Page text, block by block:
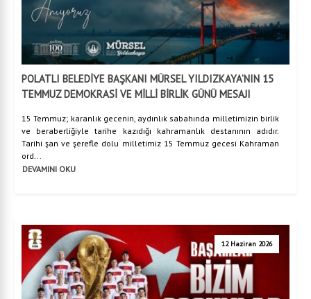
POLATLI BELEDİYE BAŞKANI MÜRSEL YILDIZKAYA’NIN 15
TEMMUZ DEMOKRASİ VE MİLLİ BİRLİK GÜNÜ MESAJI
15 Temmuz; karanlık gecenin, aydınlık sabahında milletimizin birlik
ve beraberliğiyle tarihe kazıdığı kahramanlık destanının adıdır.
Tarihi şan ve şerefle dolu milletimiz 15 Temmuz gecesi Kahraman
ord...
DEVAMINI OKU
12 Haziran 2026